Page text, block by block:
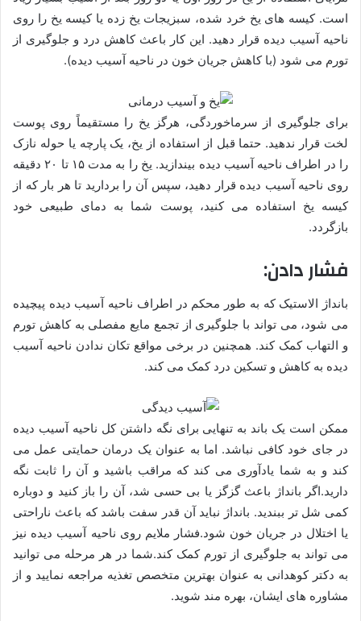
است. کیسه های یخ خرد شده، سبزیجات یخ زده یا کیسه یخ را روی
ناحیه آسیب دیده قرار دهید. این کار باعث کاهش درد و جلوگیری از
تورم می شود (با کاهش جریان خون در ناحیه آسیب دیده).
برای جلوگیری از سرماخوردگی، هرگز یخ را مستقیماً روی پوست
لخت قرار ندهید. حتما قبل از استفاده از یخ، یک پارچه یا حوله نازک
را در اطراف ناحیه آسیب دیده بیندازید. یخ را به مدت ۱۵ تا ۲۰ دقیقه
روی ناحیه آسیب دیده قرار دهید، سپس آن را بردارید تا هر بار که از
کیسه یخ استفاده می کنید، پوست شما به دمای طبیعی خود
بازگردد.
فشار دادن:
بانداژ الاستیک که به طور محکم در اطراف ناحیه آسیب دیده پیچیده
می شود، می تواند با جلوگیری از تجمع مایع مفصلی به کاهش تورم
و التهاب کمک کند. همچنین در برخی مواقع تکان ندادن ناحیه آسیب
دیده به کاهش و تسکین درد کمک می کند.
ممکن است یک باند به تنهایی برای نگه داشتن کل ناحیه آسیب دیده
در جای خود کافی نباشد. اما به عنوان یک درمان حمایتی عمل می
کند و به شما یادآوری می کند که مراقب باشید و آن را ثابت نگه
دارید.اگر بانداژ باعث گزگز یا بی حسی شد، آن را باز کنید و دوباره
کمی شل تر ببندید. بانداژ نباید آن قدر سفت باشد که باعث ناراحتی
یا اختلال در جریان خون شود.فشار ملایم روی ناحیه آسیب دیده نیز
می تواند به جلوگیری از تورم کمک کند.شما در هر مرحله می توانید
به دکتر کوهدانی به عنوان بهترین متخصص تغذیه مراجعه نمایید و از
مشاوره های ایشان، بهره مند شوید.